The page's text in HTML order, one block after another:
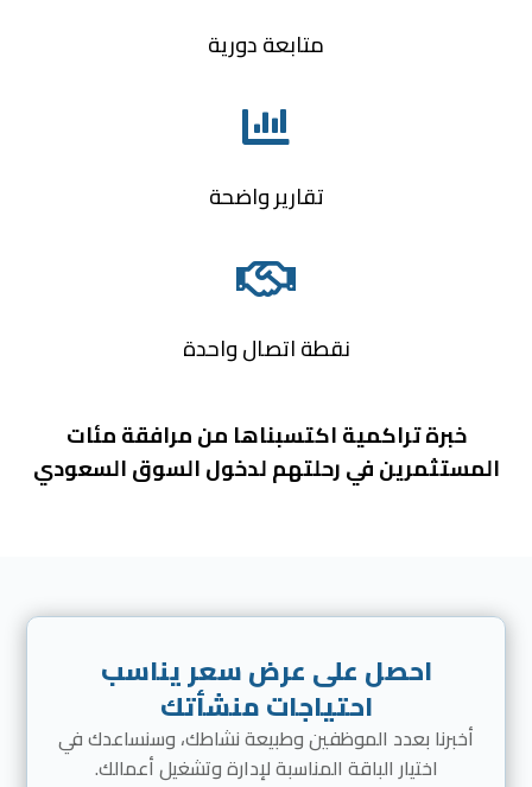
متابعة دورية

تقارير واضحة

نقطة اتصال واحدة
خبرة تراكمية اكتسبناها من مرافقة مئات
المستثمرين في رحلتهم لدخول السوق السعودي
احصل على عرض سعر يناسب
احتياجات منشأتك
أخبرنا بعدد الموظفين وطبيعة نشاطك، وسنساعدك في
اختيار الباقة المناسبة لإدارة وتشغيل أعمالك.